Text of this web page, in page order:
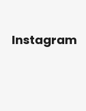
Instagram